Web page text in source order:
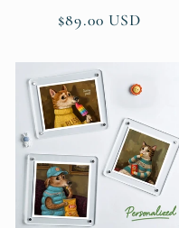
Normalpris
$89.00 USD